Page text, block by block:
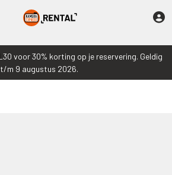
voor 30% korting op je reservering. Geldig
t/m 9 augustus 2026.